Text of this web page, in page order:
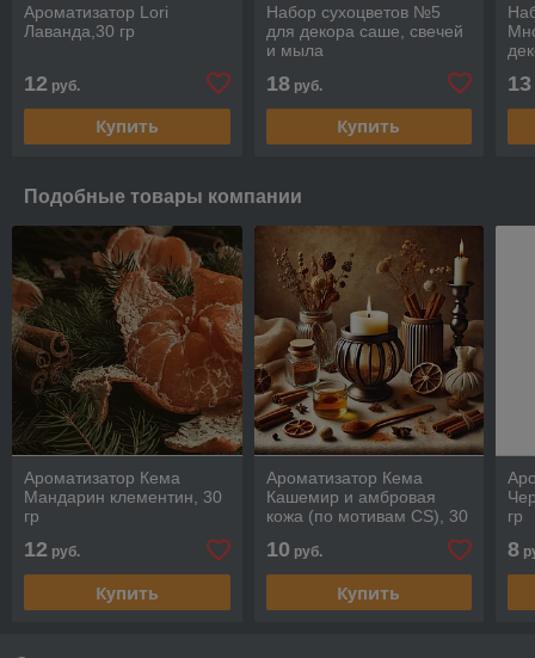
Ароматизатор Lori
Лаванда,30 гр
12 руб.
Купить
Набор сухоцветов №5
для декора саше, свечей
и мыла
18руб.
Купить
13
Подобные товары компании
Ароматизатор Кема
Мандарин клементин, 30
гр
12 руб.
Купить
Ароматизатор Кема
Кашемир и амбровая
кожа (по мотивам CS), 30
10 руб.
Купить
гр
8